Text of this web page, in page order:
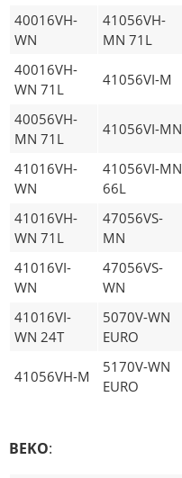
40016VH-
WN
41056VH-
MN 71L
40016VH-
WN 71L
41056VI-M
40056VH-
MN 71L
41056VI-MN
41016VH-
WN
41056VI-MN
66L
41016VH-
WN 71L
47056VS-
MN
41016VI-
WN
47056VS-
WN
41016VI-
WN 24T
5070V-WN
EURO
41056VH-M
5170V-WN
EURO
BEKO: